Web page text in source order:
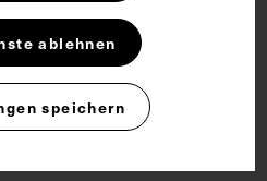
ablehnen
speichern